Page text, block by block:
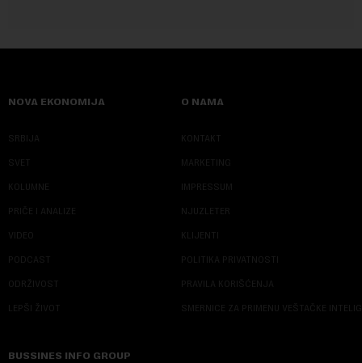
NOVA EKONOMIJA
SRBIJA
SVET
KOLUMNE
PRIČE I ANALIZE
VIDEO
PODCAST
ODRŽIVOST
LEPŠI ŽIVOT
O NAMA
KONTAKT
MARKETING
IMPRESSUM
NJUZLETER
KLIJENTI
POLITIKA PRIVATNOSTI
PRAVILA KORIŠĆENJA
SMERNICE ZA PRIMENU VEŠTAČKE
BUSSINES INFO GROUP